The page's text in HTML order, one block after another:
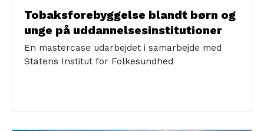
Ungdomsuddannelser
Tobaksforebyggelse blandt børn og
unge på uddannelsesinstitutioner
En mastercase udarbejdet i samarbejde med
Statens Institut for Folkesundhed